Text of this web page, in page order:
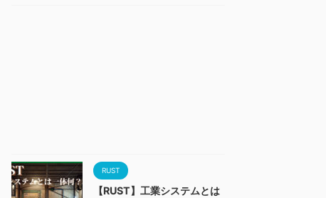
RUST
【RUST】工業システムとは